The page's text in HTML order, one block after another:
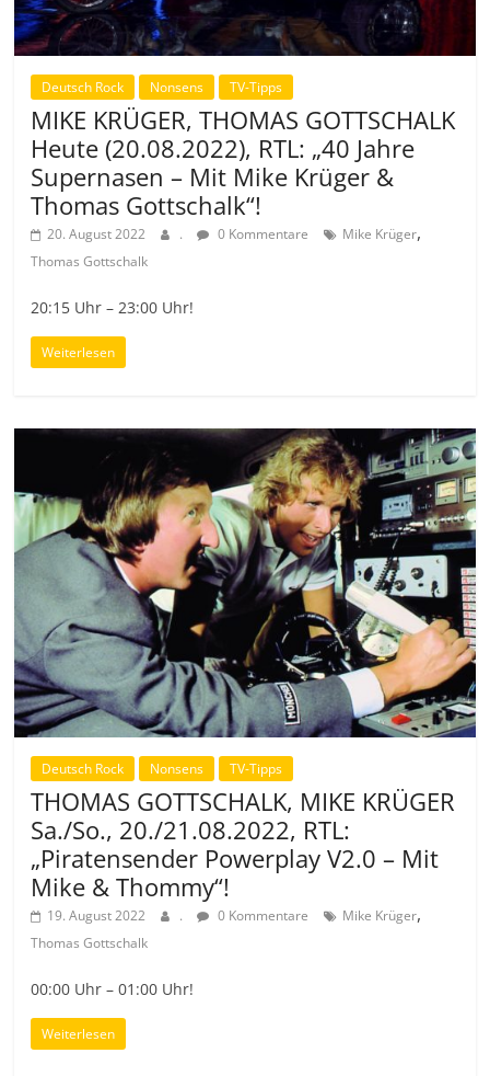
Deutsch Rock Nonsens TV-Tipps
MIKE KRÜGER, THOMAS GOTTSCHALK
Heute (20.08.2022), RTL: „40 Jahre
Supernasen – Mit Mike Krüger &
Thomas Gottschalk“!
20. August 2022 . 0 Kommentare Mike Krüger,
Thomas Gottschalk
20:15 Uhr – 23:00 Uhr!
Weiterlesen
Deutsch Rock Nonsens TV-Tipps
THOMAS GOTTSCHALK, MIKE KRÜGER
Sa./So., 20./21.08.2022, RTL:
„Piratensender Powerplay V2.0 – Mit
Mike & Thommy“!
19. August 2022 . 0 Kommentare Mike Krüger,
Thomas Gottschalk
00:00 Uhr – 01:00 Uhr!
Weiterlesen